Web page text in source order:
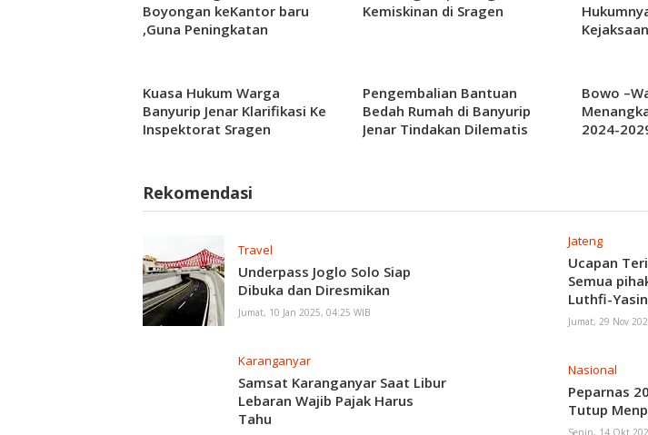
Boyongan keKantor baru
,Guna Peningkatan
Kemiskinan di Sragen
Kuasa Hukum Warga
Banyurip Jenar Klarifikasi Ke
Inspektorat Sragen
Pengembalian Bantuan
Bedah Rumah di Banyurip
Jenar Tindakan Dilematis
Bowo
2024-
Rekomendasi
Travel
Underpass Joglo Solo Siap
Dibuka dan Diresmikan
Jumat, 10 Jan 2025, 04:25 WIB
Jateng
Ucapan
Semua
Luthfi-
keras Kata
Jumat, 29 Nov
Karanganyar
Samsat Karanganyar Saat Libur
Lebaran Wajib Pajak Harus
Tahu
Nasional
Peparnas
Tutup
Senin, 14 Okt